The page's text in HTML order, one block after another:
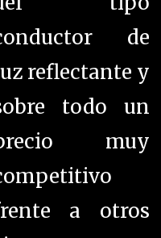
de
reflectante y
todo un
muy
a otros